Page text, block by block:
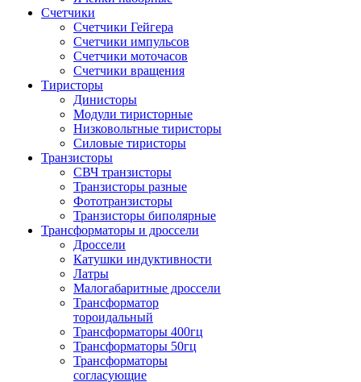
Счетчики
Счетчики Гейгера
Счетчики импульсов
Счетчики моточасов
Счетчики вращения
Тиристоры
Динисторы
Модули тиристорные
Низковольтные тиристоры
Силовые тиристоры
Транзисторы
СВЧ транзисторы
Транзисторы разные
Фототранзисторы
Транзисторы биполярные
Трансформаторы и дроссели
Дроссели
Катушки индуктивности
Латры
Малогабаритные дроссели
Трансформатор
тороидальный
Трансформаторы 400гц
Трансформаторы 50гц
Трансформаторы
согласующие